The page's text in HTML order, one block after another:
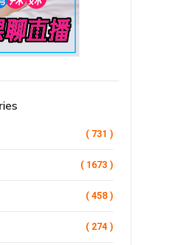
( 731 )
( 1673 )
( 458 )
( 274 )